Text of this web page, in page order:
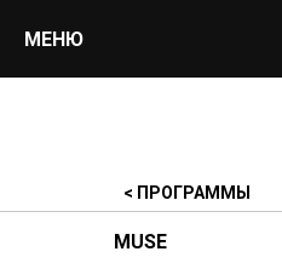
МЕНЮ
< ПРОГРАММЫ
MUSE